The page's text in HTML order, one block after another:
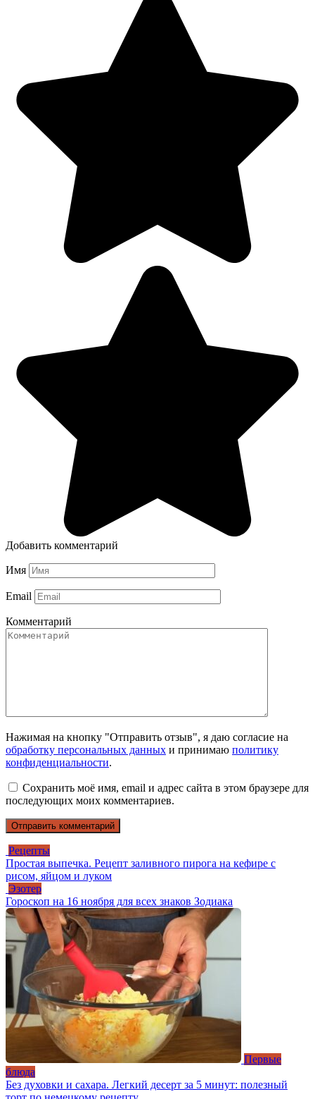
Добавить комментарий
Имя
Email
Комментарий
Нажимая на кнопку "Отправить отзыв", я даю согласие на
обработку персональных данных и принимаю политику
конфиденциальности.
Сохранить моё имя, email и адрес сайта в этом браузере для
последующих моих комментариев.
Рецепты
Простая выпечка. Рецепт заливного пирога на кефире с
рисом, яйцом и луком
Эзотер
Гороскоп на 16 ноября для всех знаков Зодиака
Первые
блюда
Без духовки и сахара. Легкий десерт за 5 минут: полезный